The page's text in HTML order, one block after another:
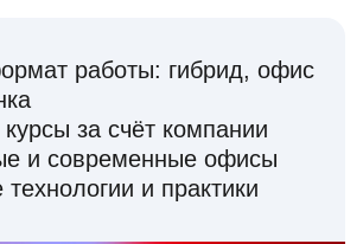
работы: гибрид, офис
курсы за счёт компании
и современные офисы
и практики